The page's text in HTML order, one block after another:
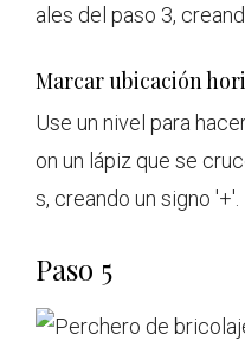
ales del paso 3,
Marcar ubicación
Use un nivel para
on un lápiz que se
s, creando un signo '+'.
Paso 5